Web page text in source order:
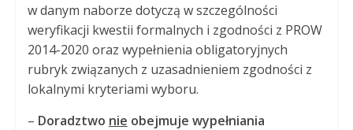
w danym naborze dotyczą w szczególności
weryfikacji kwestii formalnych i zgodności z PROW
2014-2020 oraz wypełnienia obligatoryjnych
rubryk związanych z uzasadnieniem zgodności z
lokalnymi kryteriami wyboru.
– Doradztwo nie obejmuje wypełniania